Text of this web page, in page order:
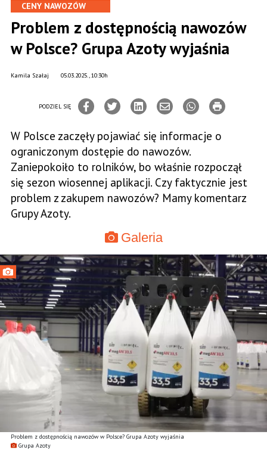
Problem z dostępnością nawozów w Polsce? Grupa Azoty wyjaśnia
Grupa Azoty
CENY NAWOZÓW
Problem z dostępnością nawozów
w Polsce? Grupa Azoty wyjaśnia
05.03.2025., 10:30h
Kamila Szałaj
PODZIEL SIĘ
W Polsce zaczęły pojawiać się informacje o
ograniczonym dostępie do nawozów.
Zaniepokoiło to rolników, bo właśnie rozpoczął
się sezon wiosennej aplikacji. Czy faktycznie jest
problem z zakupem nawozów? Mamy komentarz
Grupy Azoty.
Galeria